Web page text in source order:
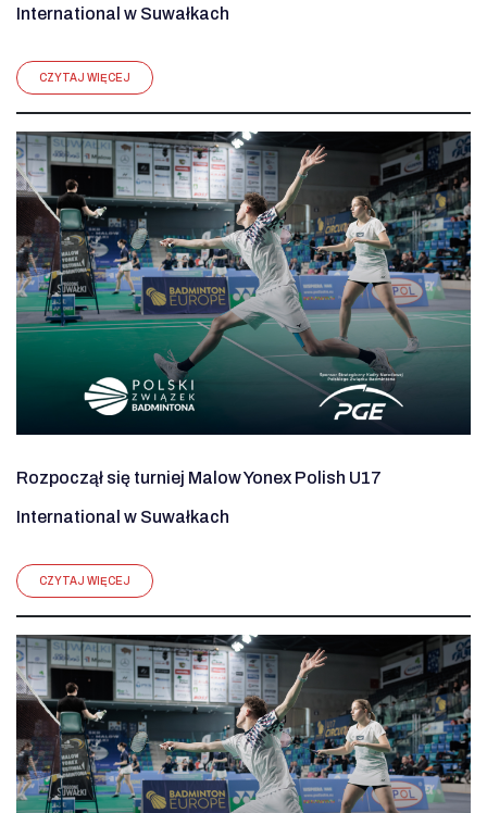
International w Suwałkach
CZYTAJ WIĘCEJ
Rozpoczął się turniej Malow Yonex Polish U17
International w Suwałkach
CZYTAJ WIĘCEJ